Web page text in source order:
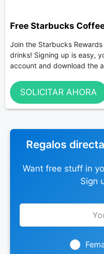
Free Starbucks
Join the Starbucks
drinks! Signing up is easy,
account and download the
SOLICITAR AHORA
Regalos
Want free stuff in
Sign
Leave